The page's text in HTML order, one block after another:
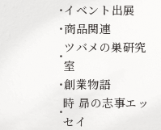
イベント出展
商品関連
ツバメの巣研究
室
創業物語
時 昴の志事エッ
セイ